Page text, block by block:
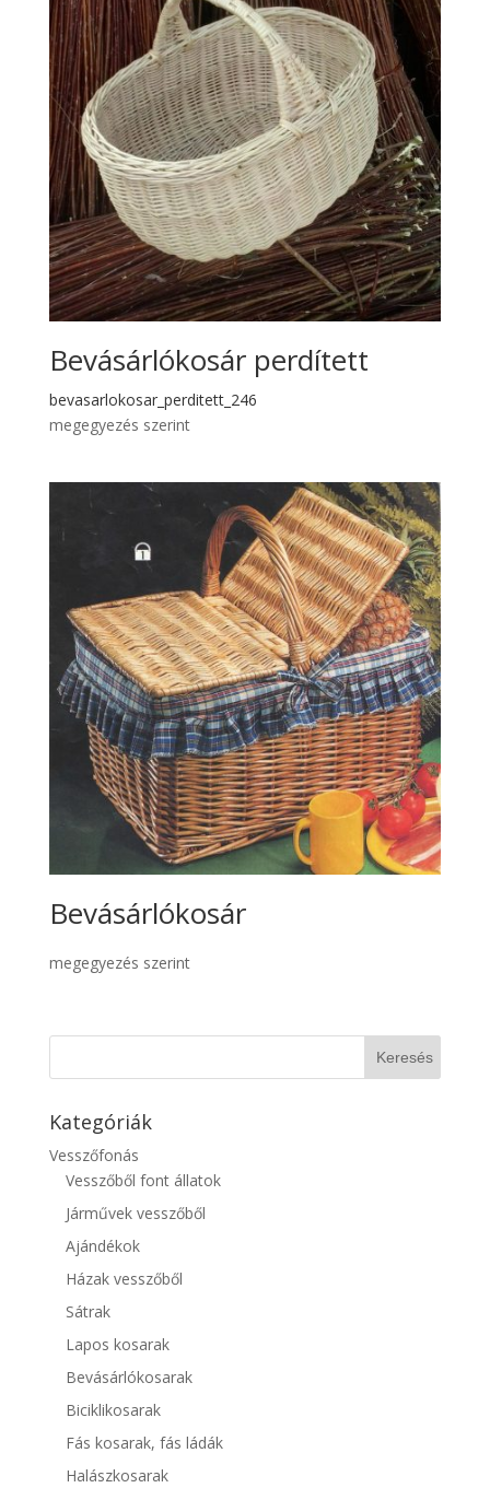
Bevásárlókosár perdített
bevasarlokosar_perditett_246
megegyezés szerint
Bevásárlókosár
megegyezés szerint
Kategóriák
Vesszőfonás
Vesszőből font állatok
Járművek vesszőből
Ajándékok
Házak vesszőből
Sátrak
Lapos kosarak
Bevásárlókosarak
Biciklikosarak
Fás kosarak, fás ládák
Halászkosarak